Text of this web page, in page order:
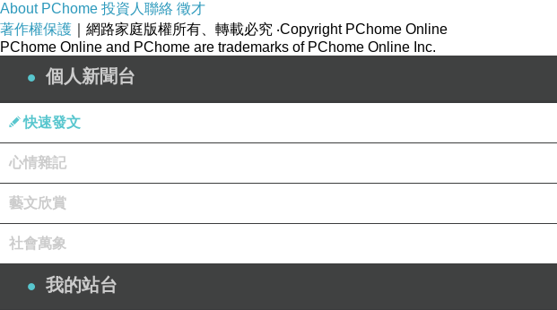
About PChome 投資人聯絡 徵才
著作權保護 ｜網路家庭版權所有、轉載必究 ‧Copyright PChome Online
PChome Online and PChome are trademarks of PChome Online Inc.
個人新聞台
快速發文
心情雜記
藝文欣賞
社會萬象
我的站台